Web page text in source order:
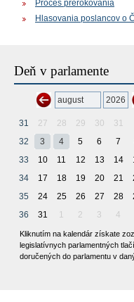
Proces prerokovania
Hlasovania poslancov o
Deň v parlamente
31 27 28 29 30 31
32
3 4 5 6 7
33
10 11 12 13 14
34
17 18 19 20 21
35
24 25 26 27 28
36
31 1 2 3 4
Kliknutím na kalendár získate
legislatívnych parlamentných tlačí
doručených do parlamentu v